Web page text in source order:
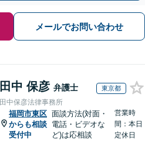
メールでお問い合わせ
田中 保彦 弁護士 東京都
田中保彦法律事務所
福岡市東区
からも相談
受付中
面談方法(対面・
電話・ビデオな
ど)は応相談
営業時
間：本日
定休日